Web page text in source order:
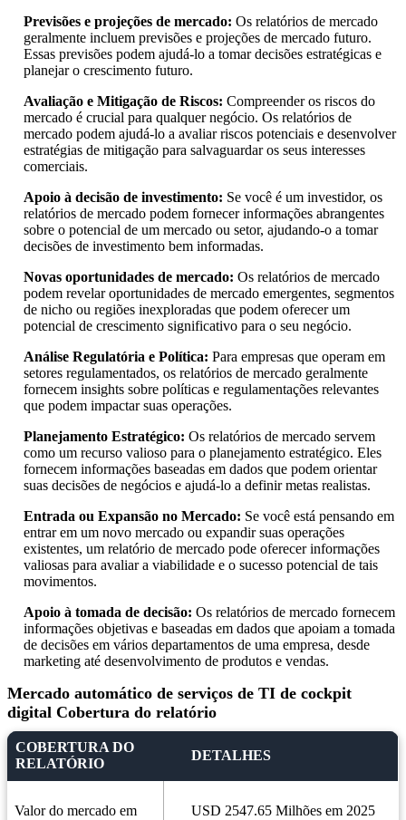
Previsões e projeções de mercado: Os relatórios de mercado
geralmente incluem previsões e projeções de mercado futuro.
Essas previsões podem ajudá-lo a tomar decisões estratégicas e
planejar o crescimento futuro.
Avaliação e Mitigação de Riscos: Compreender os riscos do
mercado é crucial para qualquer negócio. Os relatórios de
mercado podem ajudá-lo a avaliar riscos potenciais e desenvolver
estratégias de mitigação para salvaguardar os seus interesses
comerciais.
Apoio à decisão de investimento: Se você é um investidor, os
relatórios de mercado podem fornecer informações abrangentes
sobre o potencial de um mercado ou setor, ajudando-o a tomar
decisões de investimento bem informadas.
Novas oportunidades de mercado: Os relatórios de mercado
podem revelar oportunidades de mercado emergentes, segmentos
de nicho ou regiões inexploradas que podem oferecer um
potencial de crescimento significativo para o seu negócio.
Análise Regulatória e Política: Para empresas que operam em
setores regulamentados, os relatórios de mercado geralmente
fornecem insights sobre políticas e regulamentações relevantes
que podem impactar suas operações.
Planejamento Estratégico: Os relatórios de mercado servem
como um recurso valioso para o planejamento estratégico. Eles
fornecem informações baseadas em dados que podem orientar
suas decisões de negócios e ajudá-lo a definir metas realistas.
Entrada ou Expansão no Mercado: Se você está pensando em
entrar em um novo mercado ou expandir suas operações
existentes, um relatório de mercado pode oferecer informações
valiosas para avaliar a viabilidade e o sucesso potencial de tais
movimentos.
Apoio à tomada de decisão: Os relatórios de mercado fornecem
informações objetivas e baseadas em dados que apoiam a tomada
de decisões em vários departamentos de uma empresa, desde
marketing até desenvolvimento de produtos e vendas.
Mercado automático de serviços de TI de cockpit
digital Cobertura do relatório
COBERTURA DO
RELATÓRIO
DETALHES
Valor do mercado em USD 2547.65 Milhões em 2025